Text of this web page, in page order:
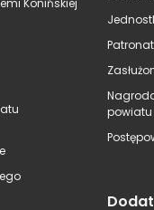
Konińskiej
powiatu